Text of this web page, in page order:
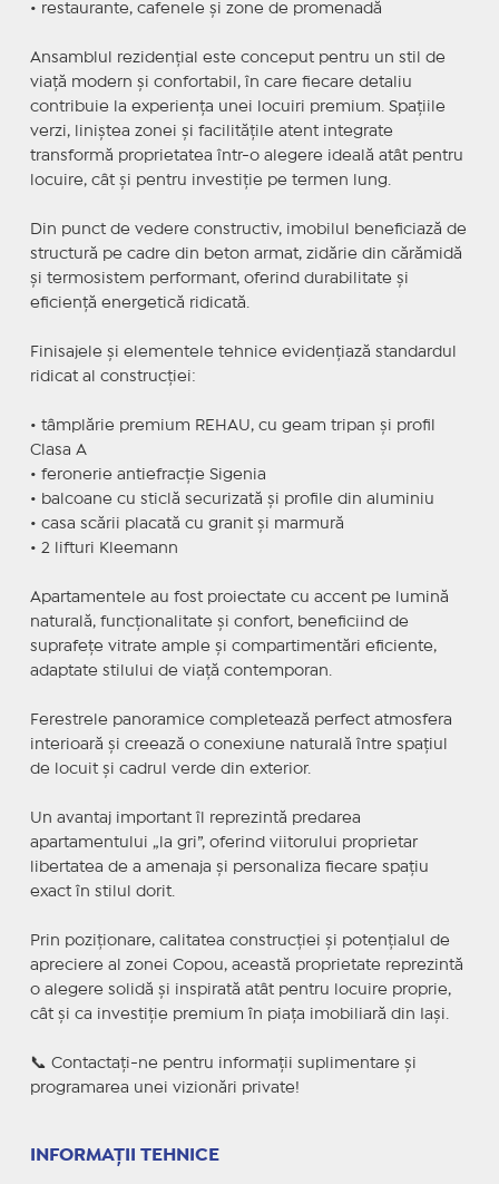
• restaurante, cafenele și zone de promenadă
Ansamblul rezidențial este conceput pentru un stil de
viață modern și confortabil, în care fiecare detaliu
contribuie la experiența unei locuiri premium. Spațiile
verzi, liniștea zonei și facilitățile atent integrate
transformă proprietatea într-o alegere ideală atât pentru
locuire, cât și pentru investiție pe termen lung.
Din punct de vedere constructiv, imobilul beneficiază de
structură pe cadre din beton armat, zidărie din cărămidă
și termosistem performant, oferind durabilitate și
eficiență energetică ridicată.
Finisajele și elementele tehnice evidențiază standardul
ridicat al construcției:
• tâmplărie premium REHAU, cu geam tripan și profil
Clasa A
• feronerie antiefracție Sigenia
• balcoane cu sticlă securizată și profile din aluminiu
• casa scării placată cu granit și marmură
• 2 lifturi Kleemann
Apartamentele au fost proiectate cu accent pe lumină
naturală, funcționalitate și confort, beneficiind de
suprafețe vitrate ample și compartimentări eficiente,
adaptate stilului de viață contemporan.
Ferestrele panoramice completează perfect atmosfera
interioară și creează o conexiune naturală între spațiul
de locuit și cadrul verde din exterior.
Un avantaj important îl reprezintă predarea
apartamentului „la gri”, oferind viitorului proprietar
libertatea de a amenaja și personaliza fiecare spațiu
exact în stilul dorit.
Prin poziționare, calitatea construcției și potențialul de
apreciere al zonei Copou, această proprietate reprezintă
o alegere solidă și inspirată atât pentru locuire proprie,
cât și ca investiție premium în piața imobiliară din Iași.
📞 Contactați-ne pentru informații suplimentare și
programarea unei vizionări private!
INFORMAȚII TEHNICE